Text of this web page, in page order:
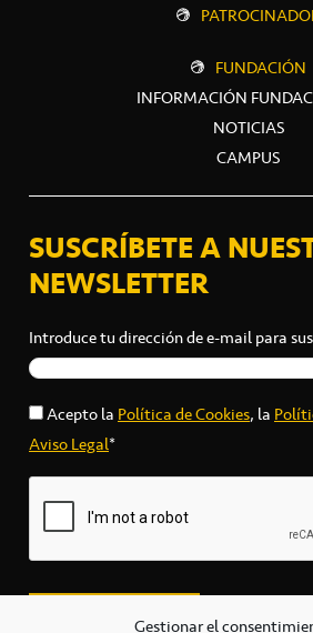
Gestionar el
FUNDACIÓN
INFORMACIÓN
NOTICIAS
CAMPUS
SUSCRÍBETE A
NEWSLETTER
Introduce tu dirección de e-mail para
Acepto laPolítica de Cookies, la
Aviso Legal*